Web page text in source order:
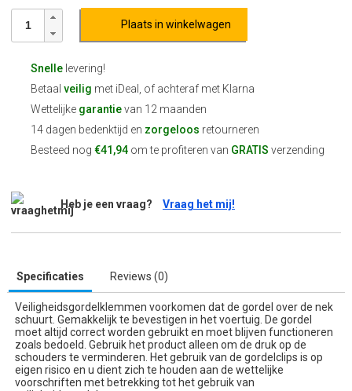
Plaats in winkelwagen
Snellelevering!
Betaal veilig met iDeal, of achteraf met Klarna
Wettelijke garantievan 12 maanden
14 dagen bedenktijd en zorgeloos retourneren
Besteed nog €41,94om te profiteren van GRATIS verzending
Heb je een vraag? Vraag het mij!
Specificaties Reviews (0)
Veiligheidsgordelklemmen voorkomen dat de gordel over de nek
schuurt. Gemakkelijk te bevestigen in het voertuig. De gordel
moet altijd correct worden gebruikt en moet blijven functioneren
zoals bedoeld. Gebruik het product alleen om de druk op de
schouders te verminderen. Het gebruik van de gordelclips is op
eigen risico en u dient zich te houden aan de wettelijke
voorschriften met betrekking tot het gebruik van